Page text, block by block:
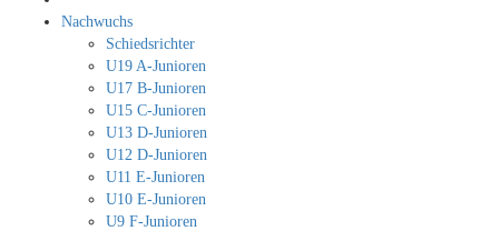
Nachwuchs
Schiedsrichter
U19 A-Junioren
U17 B-Junioren
U15 C-Junioren
U13 D-Junioren
U12 D-Junioren
U11 E-Junioren
U10 E-Junioren
U9 F-Junioren